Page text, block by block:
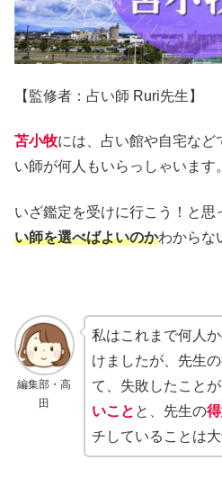
【監修者：占い師 Ruri先生】
苫小牧には、占い館や自宅など
い師が何人もいらっしゃいます。
いざ鑑定を受けに行こう！と思
い師を選べばよいのかわからな
編集部・高
田
私はこれまで何人
けましたが、先生
て、失敗したこと
いこと と、先生の
チしていることは大